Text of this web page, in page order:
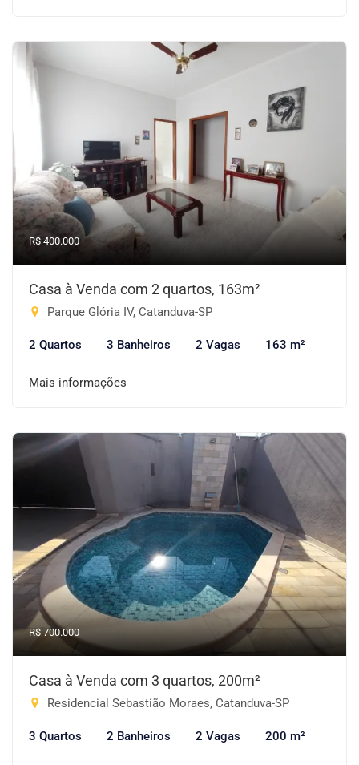
R$ 400.000
Casa à Venda com 2 quartos, 163m²
Parque Glória IV, Catanduva-SP
2 Quartos 3 Banheiros 2 Vagas 163 m²
Mais informações
R$ 700.000
Casa à Venda com 3 quartos, 200m²
Residencial Sebastião Moraes, Catanduva-SP
3 Quartos 2 Banheiros 2 Vagas 200 m²